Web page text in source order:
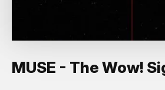
MUSE - The Wow!